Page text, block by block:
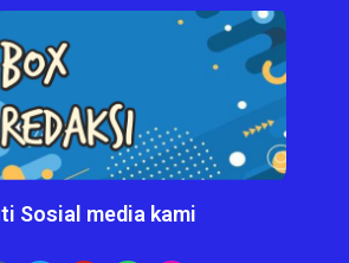
Sosial media kami